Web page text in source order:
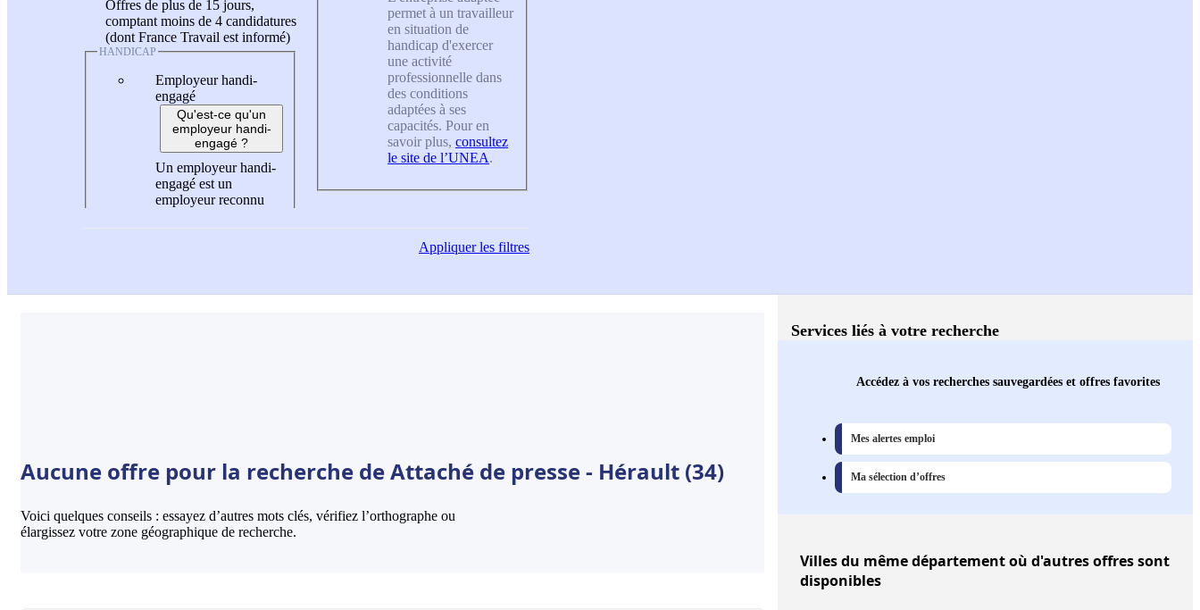
Offres de plus de 15 jours,
comptant moins de 4 candidatures
(dont France Travail est informé)
HANDICAP
Employeur handi-
engagé
Qu'est-ce qu'un
employeur handi-
engagé ?
Un employeur handi-
engagé est un
employeur reconnu
permet à un travailleur
en situation de
handicap d'exercer
une activité
professionnelle dans
des conditions
adaptées à ses
capacités. Pour en
savoir plus, consultez
le site de l’UNEA.
Appliquerles filtres
Aucune offre pour la recherche de Attaché de presse - Hérault (34)
Voici quelques conseils : essayez d’autres mots clés, vérifiez l’orthographe ou
élargissez votre zone géographique de recherche.
Services liés à votre recherche
Accédez à vos recherches sauvegardées et offres favorites
Mes alertes emploi
Ma sélection d’offres
Villesdu même département où d'autres offres sont
disponibles